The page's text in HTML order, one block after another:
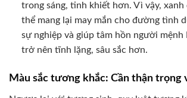
trong sáng, tinh khiết hơn. Vì vậy, xanh
thể mang lại may mắn cho đường tình
sự nghiệp và giúp tâm hồn người mệnh
trở nên tĩnh lặng, sâu sắc hơn.
Màu sắc tương khắc: Cần thận trọng